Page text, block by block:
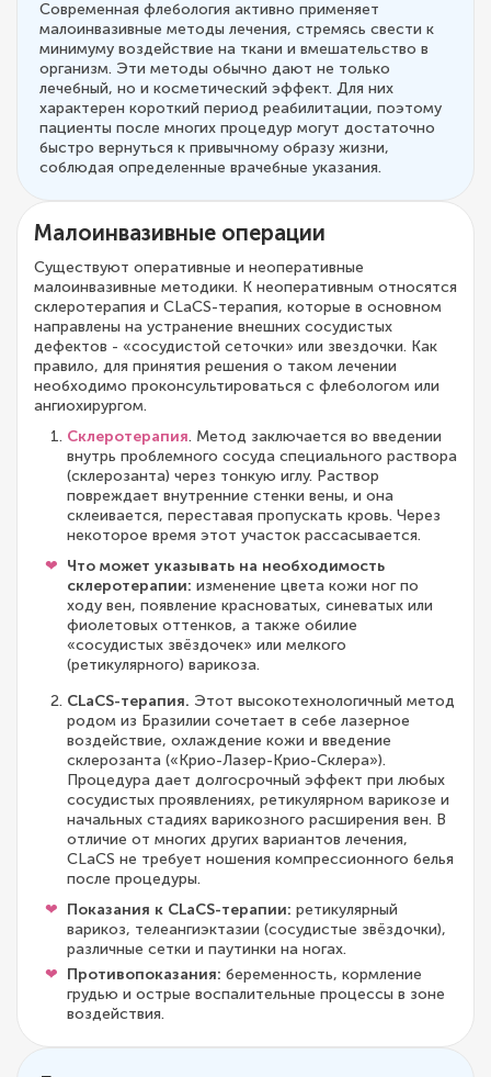
Современная флебология активно применяет
малоинвазивные методы лечения, стремясь свести к
минимуму воздействие на ткани и вмешательство в
организм. Эти методы обычно дают не только
лечебный, но и косметический эффект. Для них
характерен короткий период реабилитации, поэтому
пациенты после многих процедур могут достаточно
быстро вернуться к привычному образу жизни,
соблюдая определенные врачебные указания.
Малоинвазивные операции
Существуют оперативные и неоперативные
малоинвазивные методики. К неоперативным относятся
склеротерапия и CLaCS-терапия, которые в основном
направлены на устранение внешних сосудистых
дефектов - «сосудистой сеточки» или звездочки. Как
правило, для принятия решения о таком лечении
необходимо проконсультироваться с флебологом или
ангиохирургом.
Склеротерапия. Метод заключается во введении
внутрь проблемного сосуда специального раствора
(склерозанта) через тонкую иглу. Раствор
повреждает внутренние стенки вены, и она
склеивается, переставая пропускать кровь. Через
некоторое время этот участок рассасывается.
Что может указывать на необходимость
склеротерапии: изменение цвета кожи ног по
ходу вен, появление красноватых, синеватых или
фиолетовых оттенков, а также обилие
«сосудистых звёздочек» или мелкого
(ретикулярного) варикоза.
CLaCS-терапия. Этот высокотехнологичный метод
родом из Бразилии сочетает в себе лазерное
воздействие, охлаждение кожи и введение
склерозанта («Крио-Лазер-Крио-Склера»).
Процедура дает долгосрочный эффект при любых
сосудистых проявлениях, ретикулярном варикозе и
начальных стадиях варикозного расширения вен. В
отличие от многих других вариантов лечения,
CLaCS не требует ношения компрессионного белья
после процедуры.
Показания к CLaCS-терапии: ретикулярный
варикоз, телеангиэктазии (сосудистые звёздочки),
различные сетки и паутинки на ногах.
Противопоказания: беременность, кормление
грудью и острые воспалительные процессы в зоне
воздействия.